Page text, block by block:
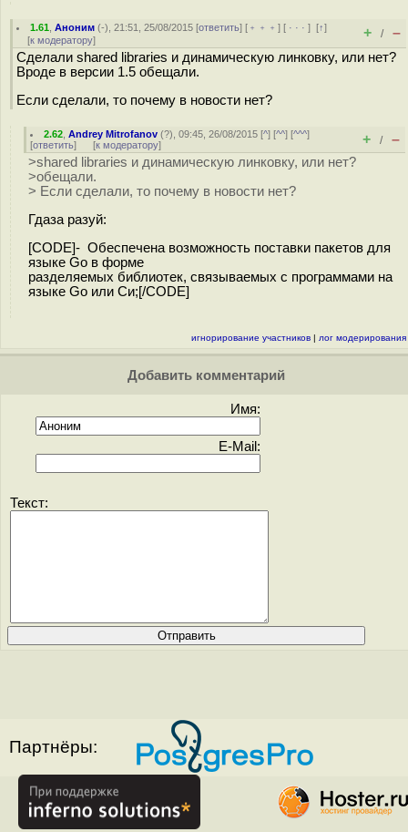
1.61 ,Аноним (-), 21:51, 25/08/2015 [ответить] [ ﹢﹢﹢] [ · · ·][↑]
[к модератору] + / –
Сделали shared libraries и динамическую линковку, или нет?
Вроде в версии 1.5 обещали.
Если сделали, то почему в новости нет?
2.62 ,Andrey Mitrofanov (?), 09:45, 26/08/2015 [^] [^^] [^^^]
[ответить] [к модератору] + / –
>shared libraries и динамическую линковку, или нет?
>обещали.
> Если сделали, то почему в новости нет?
Гдаза разуй:
[CODE]- Обеспечена возможность поставки пакетов для
языке Go в форме
разделяемых библиотек, связываемых с программами на
языке Go или Си;[/CODE]
игнорирование участников | лог модерирования
Добавить комментарий
Имя:
E-Mail:
Текст:
Партнёры: